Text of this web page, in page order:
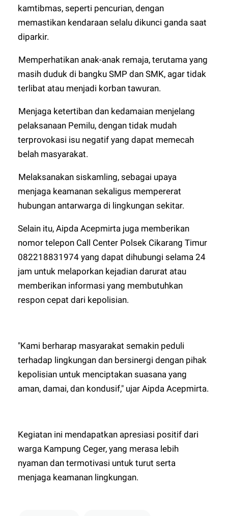
kamtibmas, seperti pencurian, dengan
memastikan kendaraan selalu dikunci ganda saat
diparkir.
Memperhatikan anak-anak remaja, terutama yang
masih duduk di bangku SMP dan SMK, agar tidak
terlibat atau menjadi korban tawuran.
Menjaga ketertiban dan kedamaian menjelang
pelaksanaan Pemilu, dengan tidak mudah
terprovokasi isu negatif yang dapat memecah
belah masyarakat.
Melaksanakan siskamling, sebagai upaya
menjaga keamanan sekaligus mempererat
hubungan antarwarga di lingkungan sekitar.
Selain itu, Aipda Acepmirta juga memberikan
nomor telepon Call Center Polsek Cikarang Timur
082218831974 yang dapat dihubungi selama 24
jam untuk melaporkan kejadian darurat atau
memberikan informasi yang membutuhkan
respon cepat dari kepolisian.
"Kami berharap masyarakat semakin peduli
terhadap lingkungan dan bersinergi dengan pihak
kepolisian untuk menciptakan suasana yang
aman, damai, dan kondusif," ujar Aipda Acepmirta.
Kegiatan ini mendapatkan apresiasi positif dari
warga Kampung Ceger, yang merasa lebih
nyaman dan termotivasi untuk turut serta
menjaga keamanan lingkungan.